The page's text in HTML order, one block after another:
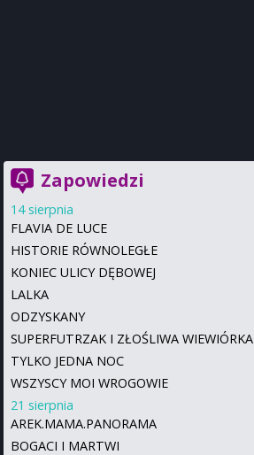
Zapowiedzi
14 sierpnia
FLAVIA DE LUCE
HISTORIE RÓWNOLEGŁE
KONIEC ULICY DĘBOWEJ
LALKA
ODZYSKANY
SUPERFUTRZAK I ZŁOŚLIWA WIEWIÓRKA
TYLKO JEDNA NOC
WSZYSCY MOI WROGOWIE
21 sierpnia
AREK.MAMA.PANORAMA
BOGACI I MARTWI